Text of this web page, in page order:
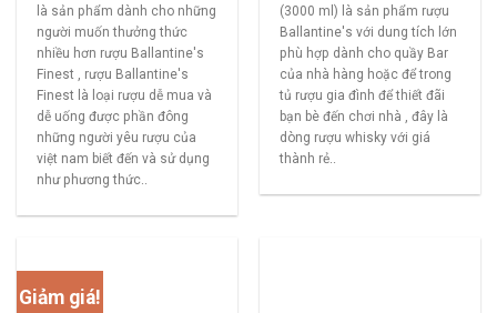
là sản phẩm dành cho những
người muốn thưởng thức
nhiều hơn rượu Ballantine's
Finest , rượu Ballantine's
Finest là loại rượu dễ mua và
dễ uống được phần đông
những người yêu rượu của
việt nam biết đến và sử dụng
như phương thức..
(3000 ml) là sản phẩm rượu
Ballantine's với dung tích lớn
phù hợp dành cho quầy Bar
của nhà hàng hoặc để trong
tủ rượu gia đình để thiết đãi
bạn bè đến chơi nhà , đây là
dòng rượu whisky với giá
thành rẻ..
Giảm giá!